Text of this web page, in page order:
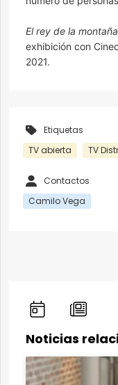
El rey de la montaña
exhibición con
2021.
Etiquetas
TV abierta
TV
Contactos
Camilo Vega
Noticias